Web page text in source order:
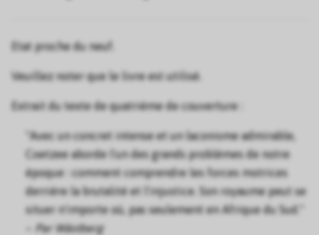
Etat proche du neuf.
Veuillez noter que le livre est utilisé.
Extrait du texte de quatrième de couverture :
"Avec un concret intense et un laconisme admirable,
Coetzee aborde l'un des grands problèmes de notre
époque : comment comprendre les forces motrices
derrière la brutalité et l'injustice. Son royaume peut se
situer n'importe où, pas seulement en Afrique du Sud."
Par Wästberg